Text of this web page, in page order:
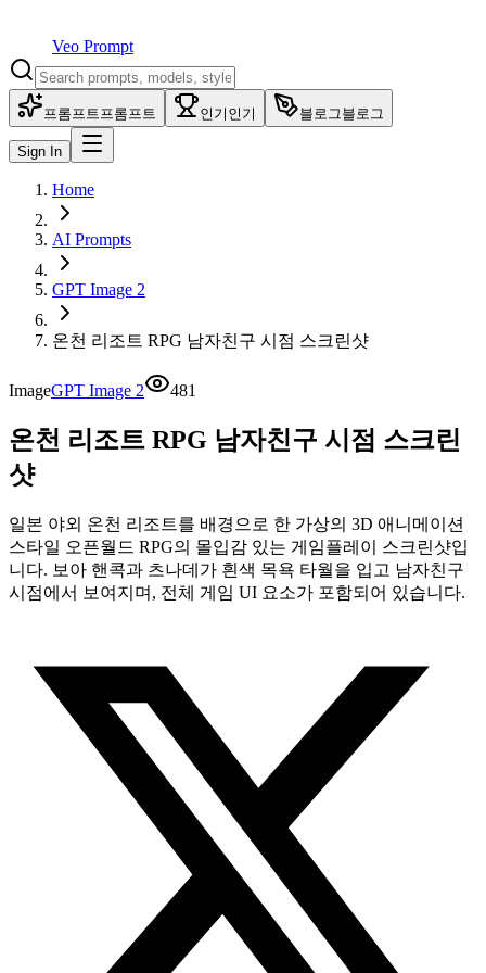
Veo Prompt
프롬프트프롬프트 인기 인기 블로그블로그
Sign In
Home
AI Prompts
GPT Image 2
온천 리조트 RPG 남자친구 시점 스크린샷
ImageGPT Image 2 481
온천 리조트 RPG 남자친구 시점 스크린
샷
일본 야외 온천 리조트를 배경으로 한 가상의 3D 애니메이션
스타일 오픈월드 RPG의 몰입감 있는 게임플레이 스크린샷입
니다. 보아 핸콕과 츠나데가 흰색 목욕 타월을 입고 남자친구
시점에서 보여지며, 전체 게임 UI 요소가 포함되어 있습니다.